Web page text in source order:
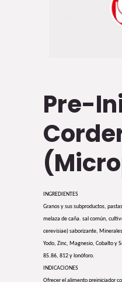
Pre-
INGREDIENTES
Granos y sus subproductos,
melaza de caña. sal común,
cerevisiae) saborizante,
Yodo, Zinc, Magnesio, Cobalto y
85.86, 812 y lonóforo.
INDICACIONES
Ofrecer el alimento preiniciador